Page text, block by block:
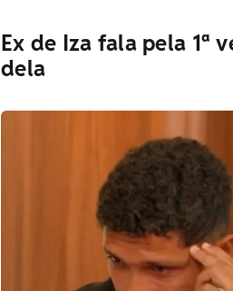
Ex de Iza fala pela 1ª
dela